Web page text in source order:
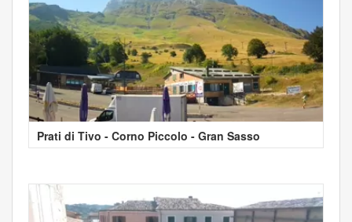
Prati di Tivo - Corno Piccolo - Gran Sasso